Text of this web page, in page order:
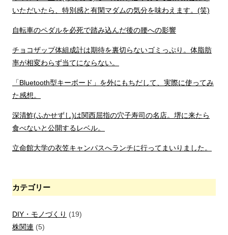
いただいたら、特別感と有閑マダムの気分を味わえます。(笑)
自転車のペダルを必死で踏み込んだ後の腰への影響
チョコザップ体組成計は期待を裏切らないゴミっぷり。体脂肪
率が相変わらず当てにならない。
「Bluetooth型キーボード」を外にもちだして、実際に使ってみ
た感想。
深清鮓(ふかせずし)は関西屈指の穴子寿司の名店。堺に来たら
食べないと公開するレベル。
立命館大学の衣笠キャンパスへランチに行ってまいりました。
カテゴリー
DIY・モノづくり (19)
株関連 (5)